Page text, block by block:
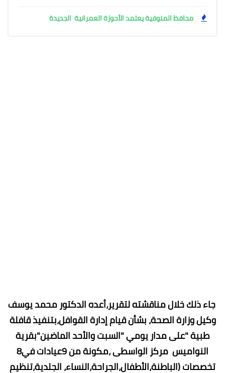
محافظ المنوفية يعتمد الأحوزة العمرانية الجديدة
جاء ذلك خلال مناقشته لتقرير،أعده الدكتور محمد يوسف
وكيل وزارة الصحة، بشأن قيام إدارة القوافل،بتنفيذ قافلة
طبية "على مدار يومي "السبت والأحد الماضين"بقرية
النواميس مركز الواسطى ،مكونة من 9عيادات في8
تخصصات (الباطنة،الأطفال،الجراحة،النساء، الجلدية،تنظيم